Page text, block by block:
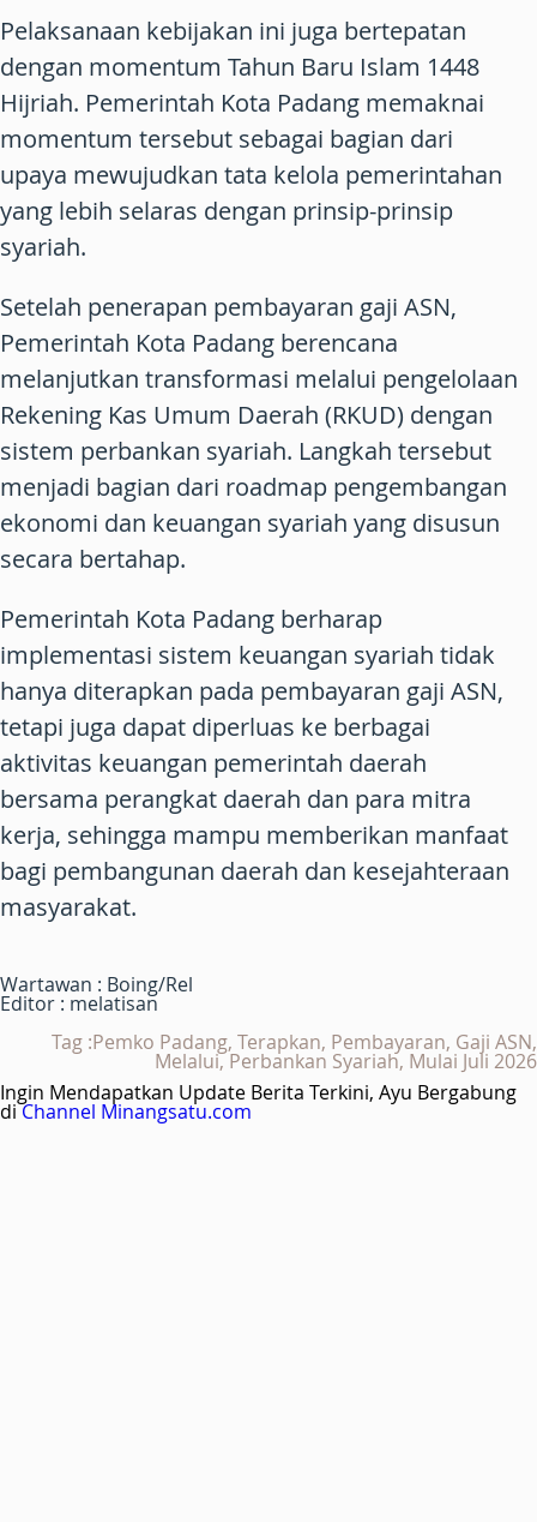
Pelaksanaan kebijakan ini juga bertepatan
dengan momentum Tahun Baru Islam 1448
Hijriah. Pemerintah Kota Padang memaknai
momentum tersebut sebagai bagian dari
upaya mewujudkan tata kelola pemerintahan
yang lebih selaras dengan prinsip-prinsip
syariah.
Setelah penerapan pembayaran gaji ASN,
Pemerintah Kota Padang berencana
melanjutkan transformasi melalui pengelolaan
Rekening Kas Umum Daerah (RKUD) dengan
sistem perbankan syariah. Langkah tersebut
menjadi bagian dari roadmap pengembangan
ekonomi dan keuangan syariah yang disusun
secara bertahap.
Pemerintah Kota Padang berharap
implementasi sistem keuangan syariah tidak
hanya diterapkan pada pembayaran gaji ASN,
tetapi juga dapat diperluas ke berbagai
aktivitas keuangan pemerintah daerah
bersama perangkat daerah dan para mitra
kerja, sehingga mampu memberikan manfaat
bagi pembangunan daerah dan kesejahteraan
masyarakat.
Wartawan : Boing/Rel
Editor : melatisan
Tag :Pemko Padang, Terapkan, Pembayaran, Gaji ASN,
Melalui, Perbankan Syariah, Mulai Juli 2026
Ingin Mendapatkan Update Berita Terkini, Ayu Bergabung
diChannel Minangsatu.com